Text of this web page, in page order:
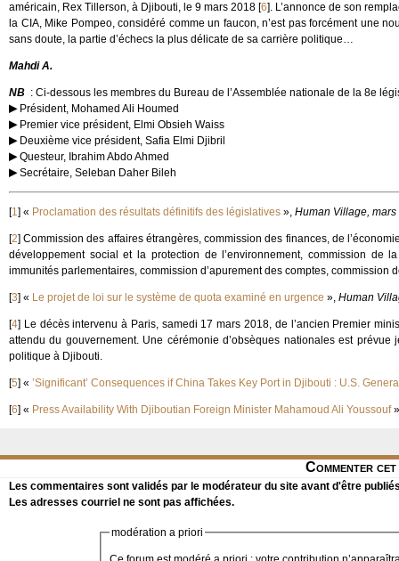
américain, Rex Tillerson, à Djibouti, le 9 mars 2018 [6]. L’annonce de son
la CIA, Mike Pompeo, considéré comme un faucon, n’est pas forcément une
sans doute, la partie d’échecs la plus délicate de sa carrière politique…
Mahdi A.
NB : Ci-dessous les membres du Bureau de l’Assemblée nationale de la 8e
Président, Mohamed Ali Houmed
Premier vice président, Elmi Obsieh Waiss
Deuxième vice président, Safia Elmi Djibril
Questeur, Ibrahim Abdo Ahmed
Secrétaire, Seleban Daher Bileh
[1] « Proclamation des résultats définitifs des législatives », Human Village, mars
[2]Commission des affaires étrangères, commission des finances, de
développement social et la protection de l’environnement, commission de
immunités parlementaires, commission d’apurement des comptes, commission
[3] « Le projet de loi sur le système de quota examiné en urgence », Human
[4] Le décès intervenu à Paris, samedi 17 mars 2018, de l’ancien Premier
attendu du gouvernement. Une cérémonie d’obsèques nationales est
politique à Djibouti.
[5] « ’Significant’ Consequences if China Takes Key Port in Djibouti : U.S.
[6] « Press Availability With Djiboutian Foreign Minister Mahamoud Ali Youssouf
Commenter
Les commentaires sont validés par le modérateur du site avant d'être
Les adresses courriel ne sont pas affichées.
modération a priori